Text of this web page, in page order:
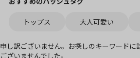
トップス 大人可愛い
申し訳ございません。お探しのキーワードに
ございませんでした。